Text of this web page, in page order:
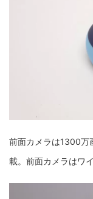
前面カメラは1300万
載。前面カメラはワ